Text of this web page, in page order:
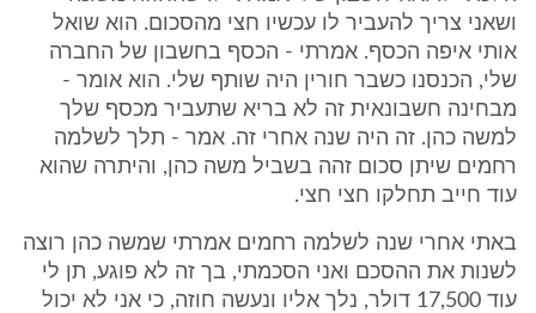
ושאני צריך להעביר לו עכשיו חצי מהסכום. הוא שואל
אותי איפה הכסף. אמרתי - הכסף בחשבון של החברה
שלי, הכנסנו כשבר חורין היה שותף שלי. הוא אומר -
מבחינה חשבונאית זה לא בריא שתעביר מכסף שלך
למשה כהן. זה היה שנה אחרי זה. אמר - תלך לשלמה
רחמים שיתן סכום זהה בשביל משה כהן, והיתרה שהוא
עוד חייב תחלקו חצי חצי.
באתי אחרי שנה לשלמה רחמים אמרתי שמשה כהן רוצה
לשנות את ההסכם ואני הסכמתי, בך זה לא פוגע, תן לי
עוד 17,500 דולר, נלך אליו ונעשה חוזה, כי אני לא יכול